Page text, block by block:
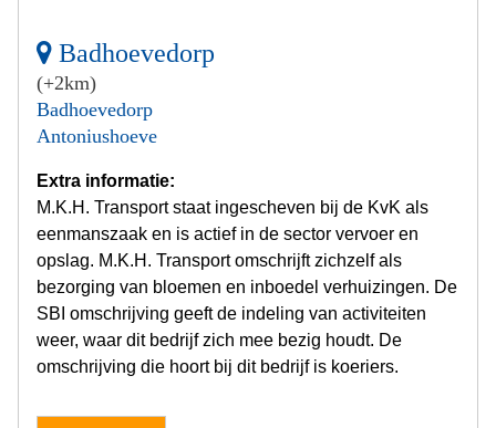
Badhoevedorp
(+2km)
Badhoevedorp
Antoniushoeve
Extra informatie:
M.K.H. Transport staat ingescheven bij de KvK als
eenmanszaak en is actief in de sector vervoer en
opslag. M.K.H. Transport omschrijft zichzelf als
bezorging van bloemen en inboedel verhuizingen. De
SBI omschrijving geeft de indeling van activiteiten
weer, waar dit bedrijf zich mee bezig houdt. De
omschrijving die hoort bij dit bedrijf is koeriers.